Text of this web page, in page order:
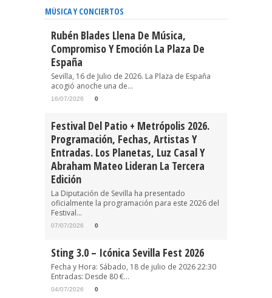
MÚSICA Y CONCIERTOS
Rubén Blades Llena De Música,
Compromiso Y Emoción La Plaza De
España
Sevilla, 16 de Julio de 2026. La Plaza de España
acogió anoche una de...
16/07/2026 0
Festival Del Patio + Metrópolis 2026.
Programación, Fechas, Artistas Y
Entradas. Los Planetas, Luz Casal Y
Abraham Mateo Lideran La Tercera
Edición
La Diputación de Sevilla ha presentado
oficialmente la programación para este 2026 del
Festival...
07/07/2026 0
Sting 3.0 – Icónica Sevilla Fest 2026
Fecha y Hora: Sábado, 18 de julio de 2026 22:30
Entradas: Desde 80 €...
04/07/2026 0